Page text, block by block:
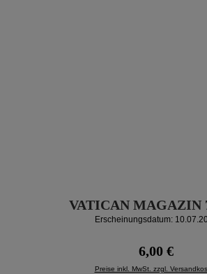
VATICAN MAGAZIN
Erscheinungsdatum:
Regulärer Preis:
6,00 €
Preise inkl. MwSt. zzgl.